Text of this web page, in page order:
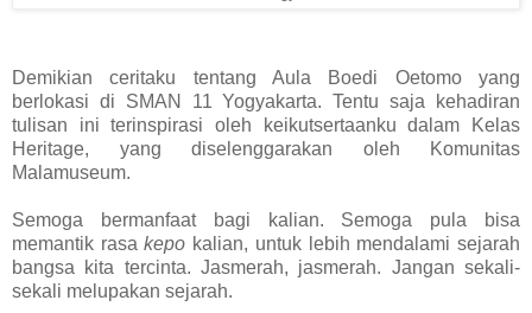
Demikian ceritaku tentang Aula Boedi Oetomo yang
berlokasi di SMAN 11 Yogyakarta. Tentu saja kehadiran
tulisan ini terinspirasi oleh keikutsertaanku dalam Kelas
Heritage, yang diselenggarakan oleh Komunitas
Malamuseum.
Semoga bermanfaat bagi kalian. Semoga pula bisa
memantik rasakepo kalian, untuk lebih mendalami sejarah
bangsa kita tercinta. Jasmerah, jasmerah. Jangan sekali-
sekali melupakan sejarah.